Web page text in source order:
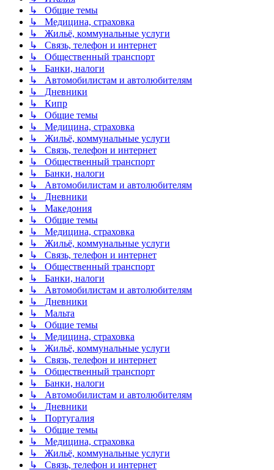
↳ Общие темы
↳ Медицина, страховка
↳ Жильё, коммунальные услуги
↳ Связь, телефон и интернет
↳ Общественный транспорт
↳ Банки, налоги
↳ Автомобилистам и автолюбителям
↳ Дневники
↳ Кипр
↳ Общие темы
↳ Медицина, страховка
↳ Жильё, коммунальные услуги
↳ Связь, телефон и интернет
↳ Общественный транспорт
↳ Банки, налоги
↳ Автомобилистам и автолюбителям
↳ Дневники
↳ Македония
↳ Общие темы
↳ Медицина, страховка
↳ Жильё, коммунальные услуги
↳ Связь, телефон и интернет
↳ Общественный транспорт
↳ Банки, налоги
↳ Автомобилистам и автолюбителям
↳ Дневники
↳ Мальта
↳ Общие темы
↳ Медицина, страховка
↳ Жильё, коммунальные услуги
↳ Связь, телефон и интернет
↳ Общественный транспорт
↳ Банки, налоги
↳ Автомобилистам и автолюбителям
↳ Дневники
↳ Португалия
↳ Общие темы
↳ Медицина, страховка
↳ Жильё, коммунальные услуги
↳ Связь, телефон и интернет